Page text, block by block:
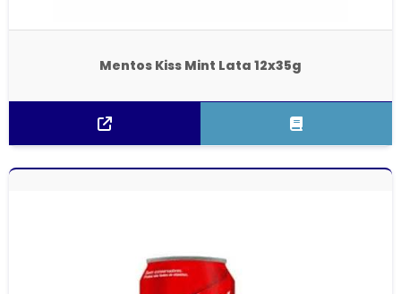
Mentos Kiss Mint Lata 12x35g